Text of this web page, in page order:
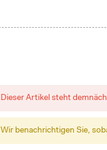
Dieser Artikel steht
Wir benachrichtigen Sie,